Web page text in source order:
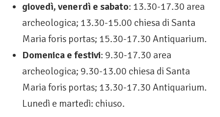
giovedì, venerdì e sabato: 13.30-17.30 area
archeologica; 13.30-15.00 chiesa di Santa
Maria foris portas; 15.30-17.30 Antiquarium.
Domenica e festivi: 9.30-17.30 area
archeologica; 9.30-13.00 chiesa di Santa
Maria foris portas; 13.30-17.30 Antiquarium.
Lunedì e martedì: chiuso.